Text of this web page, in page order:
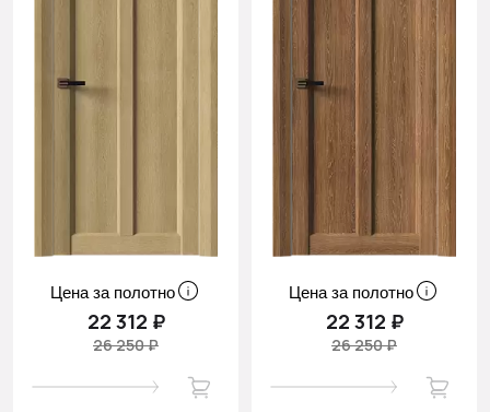
Цена за полотно
22 312 ₽
26 250 ₽
Цена за полотно
22 312 ₽
26 250 ₽